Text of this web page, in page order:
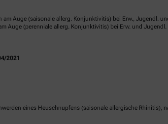
Auge (saisonale allerg. Konjunktivitis) bei Erw., Jugendl.
Auge (perenniale allerg. Konjunktivitis) bei Erw. und Jugendl.
2021
eines Heuschnupfens (saisonale allergische Rhinitis),